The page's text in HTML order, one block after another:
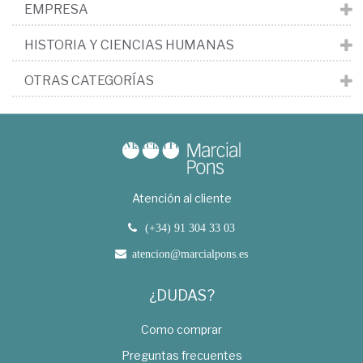
EMPRESA
HISTORIA Y CIENCIAS HUMANAS
OTRAS CATEGORÍAS
Atención al cliente
(+34) 91 304 33 03
atencion@marcialpons.es
¿DUDAS?
Como comprar
Preguntas frecuentes